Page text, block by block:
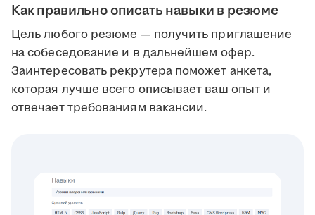
Как правильно описать навыки в резюме
Цель любого резюме — получить приглашение
на собеседование и в дальнейшем офер.
Заинтересовать рекрутера поможет анкета,
которая лучше всего описывает ваш опыт и
отвечает требованиям вакансии.